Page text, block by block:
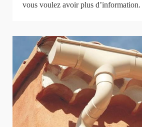
vous voulez avoir plus d’information.